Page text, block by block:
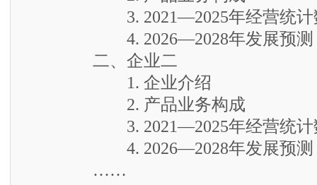
3. 2021—2025年经营统计
4. 2026—2028年发展预测
二、企业二
1. 企业介绍
2. 产品业务构成
3. 2021—2025年经营统计
4. 2026—2028年发展预测
……